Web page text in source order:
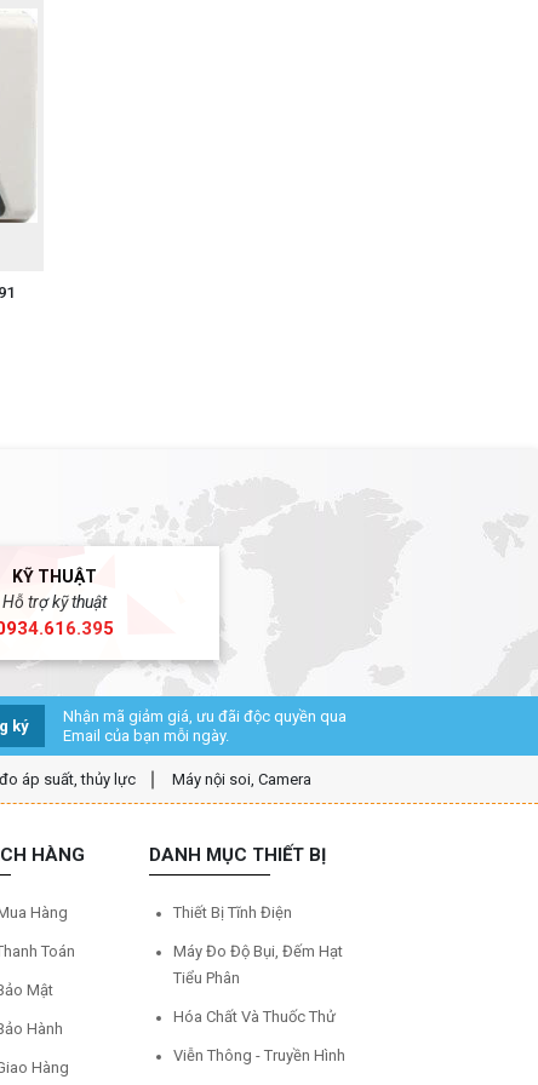
chất lượng mối hàn, tối ưu hóa quy
xác cao trong các ứng dụng hàn
chúng tôi:
KỸ THUẬT
Hỗ trợ kỹ thuật
ký
Nhận mã giảm giá, ưu đãi độc quyền qua
Email của bạn mỗi ngày.
áp suất, thủy lực Máy nội soi, Camera
HÀNG
Hàng
Toán
Mật
Hành
Hàng
DANH MỤC THIẾT BỊ
Thiết Bị Tĩnh Điện
Máy Đo Độ Bụi, Đếm Hạt
Tiểu Phân
Hóa Chất Và Thuốc Thử
Viễn Thông - Truyền Hình